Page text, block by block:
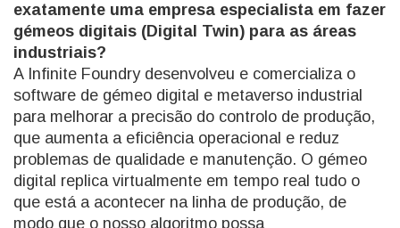
exatamente uma empresa especialista em fazer
gémeos digitais (Digital Twin) para as áreas
industriais?
A Infinite Foundry desenvolveu e comercializa o
software de gémeo digital e metaverso industrial
para melhorar a precisão do controlo de produção,
que aumenta a eficiência operacional e reduz
problemas de qualidade e manutenção. O gémeo
digital replica virtualmente em tempo real tudo o
que está a acontecer na linha de produção, de
modo que o nosso algoritmo possa